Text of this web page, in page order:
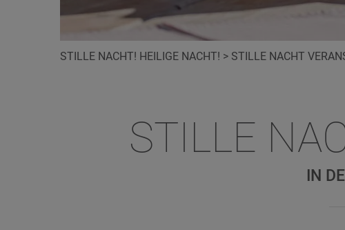
STILLE NACHT! HEILIGE NACHT! > STILLE NACHT
STILLE
IN